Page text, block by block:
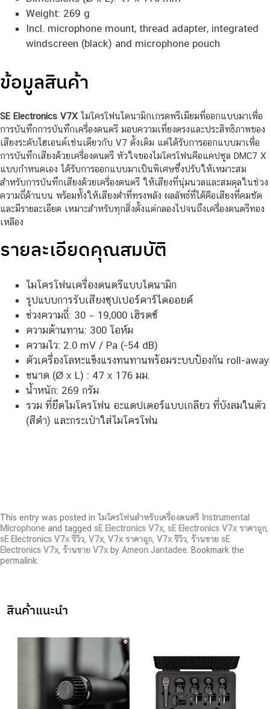
Weight: 269 g
Incl. microphone mount, thread adapter, integrated
windscreen (black) and microphone pouch
ข้อมูลสินค้า
SE Electronics V7X ไมโครโฟนไดนามิกเกรดพรีเมียมที่ออกแบบมาเพื่อ
การบันทึกการบันทึกเครื่องดนตรี มอบความเที่ยงตรงและประสิทธิภาพของ
เสียงระดับไฮเอนด์เช่นเดียวกับ V7 ดั้งเดิม แต่ได้รับการออกแบบมาเพื่อ
การบันทึกเสียงด้วยเครื่องดนตรี หัวใจของไมโครโฟนคือแคปซูล DMC7 X
แบบกำหนดเอง ได้รับการออกแบบมาเป็นพิเศษซึ่งปรับให้เหมาะสม
สำหรับการบันทึกเสียงด้วยเครื่องดนตรี ให้เสียงที่นุ่มนวลและสมดุลในช่วง
ความถี่ด้านบน พร้อมทั้งให้เสียงต่ำที่ทรงพลัง ผลลัพธ์ที่ได้คือเสียงที่คมชัด
และมีรายละเอียด เหมาะสำหรับทุกสิ่งตั้งแต่กลองไปจนถึงเครื่องดนตรีทอง
เหลือง
รายละเอียดคุณสมบัติ
ไมโครโฟนเครื่องดนตรีแบบไดนามิก
รูปแบบการรับเสียงซุปเปอร์คาร์ไดออยด์
ช่วงความถี่: 30 – 19,000 เฮิรตซ์
ความต้านทาน: 300 โอห์ม
ความไว: 2.0 mV / Pa (-54 dB)
ตัวเครื่องโลหะแข็งแรงทนทานพร้อมระบบป้องกัน roll-away
ขนาด (Ø x L) : 47 x 176 มม.
น้ำหนัก: 269 กรัม
รวม ที่ยึดไมโครโฟน อะแดปเตอร์แบบเกลียว ที่บังลมในตัว
(สีดำ) และกระเป๋าใส่ไมโครโฟน
This entry was posted in ไมโครโฟนสำหรับเครื่องดนตรี Instrumental
Microphone and tagged sE Electronics V7x sE Electronics V7x ราคาถูก
sE Electronics V7x รีวิว V7x V7x ราคาถูก V7x รีวิว ร้านขาย sE
Electronics V7x ร้านขาย V7x by Ameon Jantadee . Bookmark the
permalink
สินค้าแนะนำ